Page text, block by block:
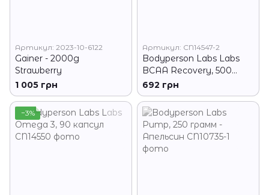
Артикул: 2023-10-6122
Gainer - 2000g
Strawberry
1 005 грн
Артикул: CN14547-2
Bodyperson Labs Labs
BCAA Recovery, 500
грамм - Арбуз
692 грн
−3%